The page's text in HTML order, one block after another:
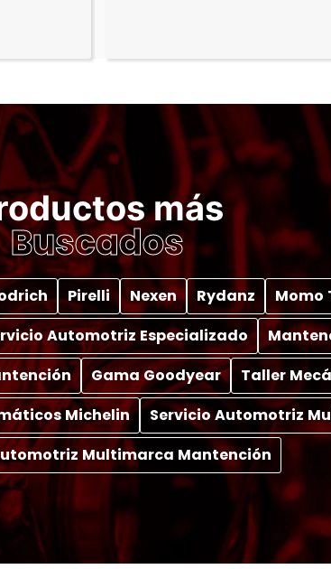
más
Buscados
Pirelli Nexen Rydanz Momo
Automotriz Especializado
Gama Goodyear
Taller
Michelin
Servicio Automotriz
Multimarca Mantención